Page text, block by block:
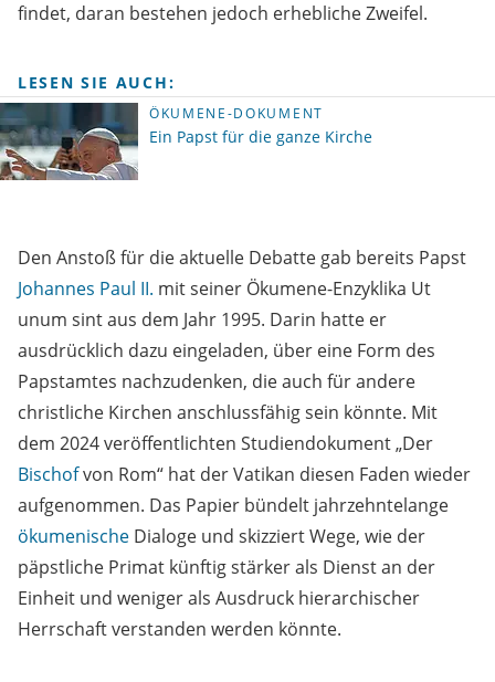
findet, daran bestehen jedoch erhebliche Zweifel.
LESEN SIE AUCH:
ÖKUMENE-DOKUMENT
Ein Papst für die ganze Kirche
Den Anstoß für die aktuelle Debatte gab bereits Papst
Johannes Paul II. mit seiner Ökumene-Enzyklika Ut
unum sint aus dem Jahr 1995. Darin hatte er
ausdrücklich dazu eingeladen, über eine Form des
Papstamtes nachzudenken, die auch für andere
christliche Kirchen anschlussfähig sein könnte. Mit
dem 2024 veröffentlichten Studiendokument „Der
Bischofvon Rom“ hat der Vatikan diesen Faden wieder
aufgenommen. Das Papier bündelt jahrzehntelange
ökumenische Dialoge und skizziert Wege, wie der
päpstliche Primat künftig stärker als Dienst an der
Einheit und weniger als Ausdruck hierarchischer
Herrschaft verstanden werden könnte.